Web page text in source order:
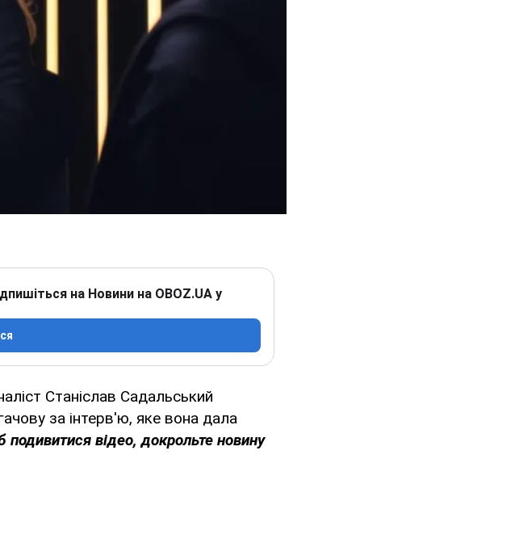
на Новини на OBOZ.UA у
Станіслав Садальський
за інтерв'ю, яке вона дала
подивитися відео, докрольте новину